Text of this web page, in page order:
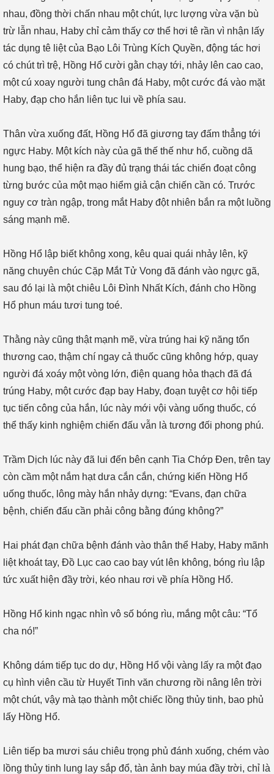
nhau, đồng thời chấn nhau một chút, lực lượng vừa vặn bù
trừ lẫn nhau, Haby chỉ cảm thấy cơ thể hơi tê rần vì nhận lấy
tác dụng tê liệt của Bạo Lôi Trùng Kích Quyền, động tác hơi
có chút trì trệ, Hồng Hổ cười gằn chạy tới, nhảy lên cao cao,
một cú xoay người tung chân đá Haby, một cước đá vào mặt
Haby, đạp cho hắn liên tục lui về phía sau.
Thân vừa xuống đất, Hồng Hổ đã giương tay đấm thẳng tới
ngực Haby. Một kích này của gã thế thế như hổ, cuồng dã
hung bạo, thể hiện ra đầy đủ trạng thái tác chiến đoạt công
từng bước của một mạo hiểm giả cận chiến cần có. Trước
nguy cơ tràn ngập, trong mắt Haby đột nhiên bắn ra một luồng
sáng mạnh mẽ.
Hồng Hổ lập biết không xong, kêu quai quái nhảy lên, kỹ
năng chuyên chúc Cặp Mắt Tử Vong đã đánh vào ngực gã,
sau đó lại là một chiêu Lôi Đình Nhất Kích, đánh cho Hồng
Hổ phun máu tươi tung toé.
Thằng này cũng thật mạnh mẽ, vừa trúng hai kỹ năng tổn
thương cao, thậm chí ngay cả thuốc cũng không hớp, quay
người đá xoáy một vòng lớn, điện quang hỏa thạch đã đá
trúng Haby, một cước đạp bay Haby, đoạn tuyệt cơ hội tiếp
tục tiến công của hắn, lúc này mới vội vàng uống thuốc, có
thể thấy kinh nghiệm chiến đấu vẫn là tương đối phong phú.
Trầm Dịch lúc này đã lui đến bên cạnh Tia Chớp Đen, trên tay
còn cầm một nắm hạt dưa cắn cắn, chứng kiến Hồng Hổ
uống thuốc, lông mày hắn nhảy dựng: “Evans, đạn chữa
bệnh, chiến đấu cần phải công bằng đúng không?”
Hai phát đạn chữa bệnh đánh vào thân thể Haby, Haby mãnh
liệt khoát tay, Đồ Lục cao cao bay vút lên không, bóng rìu lập
tức xuất hiện đầy trời, kéo nhau rơi về phía Hồng Hổ.
Hồng Hổ kinh ngạc nhìn vô số bóng rìu, mắng một câu: “Tổ
cha nó!”
Không dám tiếp tục do dự, Hồng Hổ vội vàng lấy ra một đạo
cụ hình viên cầu từ Huyết Tinh văn chương rồi nâng lên trời
một chút, vậy mà tạo thành một chiếc lồng thủy tinh, bao phủ
lấy Hồng Hổ.
Liên tiếp ba mươi sáu chiêu trọng phủ đánh xuống, chém vào
lồng thủy tinh lung lay sắp đổ, tàn ảnh bay múa đầy trời, chỉ là